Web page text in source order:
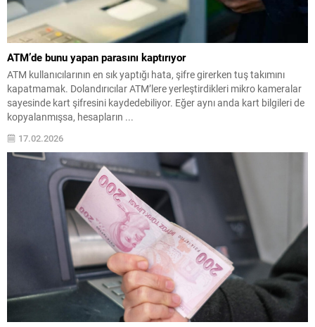
ATM’de bunu yapan parasını kaptırıyor
ATM kullanıcılarının en sık yaptığı hata, şifre girerken tuş takımını
kapatmamak. Dolandırıcılar ATM’lere yerleştirdikleri mikro kameralar
sayesinde kart şifresini kaydedebiliyor. Eğer aynı anda kart bilgileri de
kopyalanmışsa, hesapların ...
17.02.2026